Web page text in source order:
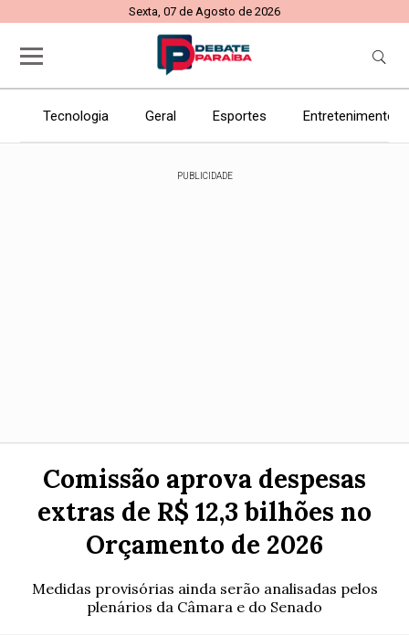
Sexta, 07 de Agosto de 2026
Tecnologia Geral Esportes Entretenimento
PUBLICIDADE
Comissão aprova despesas
extras de R$ 12,3 bilhões no
Orçamento de 2026
Medidas provisórias ainda serão analisadas pelos
plenários da Câmara e do Senado